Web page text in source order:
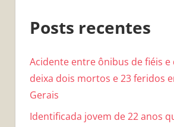
Posts recentes
Acidente entre ônibus de fiéis e
deixa dois mortos e 23 feridos
Gerais
Identificada jovem de 22 anos